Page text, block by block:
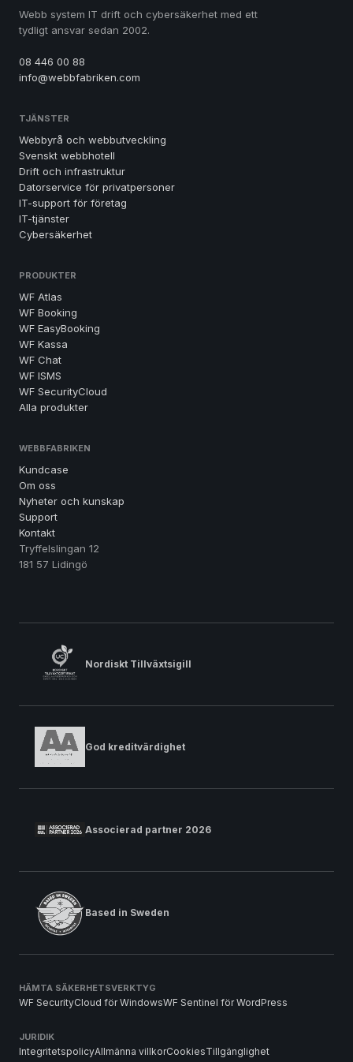
Webb system IT drift och cybersäkerhet med ett
tydligt ansvar sedan 2002.
08 446 00 88
info@webbfabriken.com
TJÄNSTER
Webbyrå och webbutveckling
Svenskt webbhotell
Drift och infrastruktur
Datorservice för privatpersoner
IT-support för företag
IT-tjänster
Cybersäkerhet
PRODUKTER
WF Atlas
WF Booking
WF EasyBooking
WF Kassa
WF Chat
WF ISMS
WF SecurityCloud
Alla produkter
WEBBFABRIKEN
Kundcase
Om oss
Nyheter och kunskap
Support
Kontakt
Tryffelslingan 12
181 57 Lidingö
Nordiskt Tillväxtsigill
God kreditvärdighet
Associerad partner 2026
Based in Sweden
HÄMTA SÄKERHETSVERKTYG
WF SecurityCloud för WindowsWF Sentinel för WordPress
JURIDIK
IntegritetspolicyAllmänna villkorCookiesTillgänglighet